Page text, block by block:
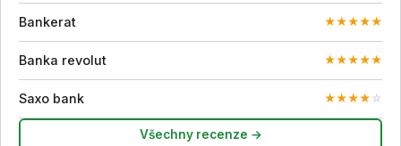
Bankerat ★★★★★
Banka revolut ★★★★★
Saxo bank ★★★★ ☆
Všechny recenze →